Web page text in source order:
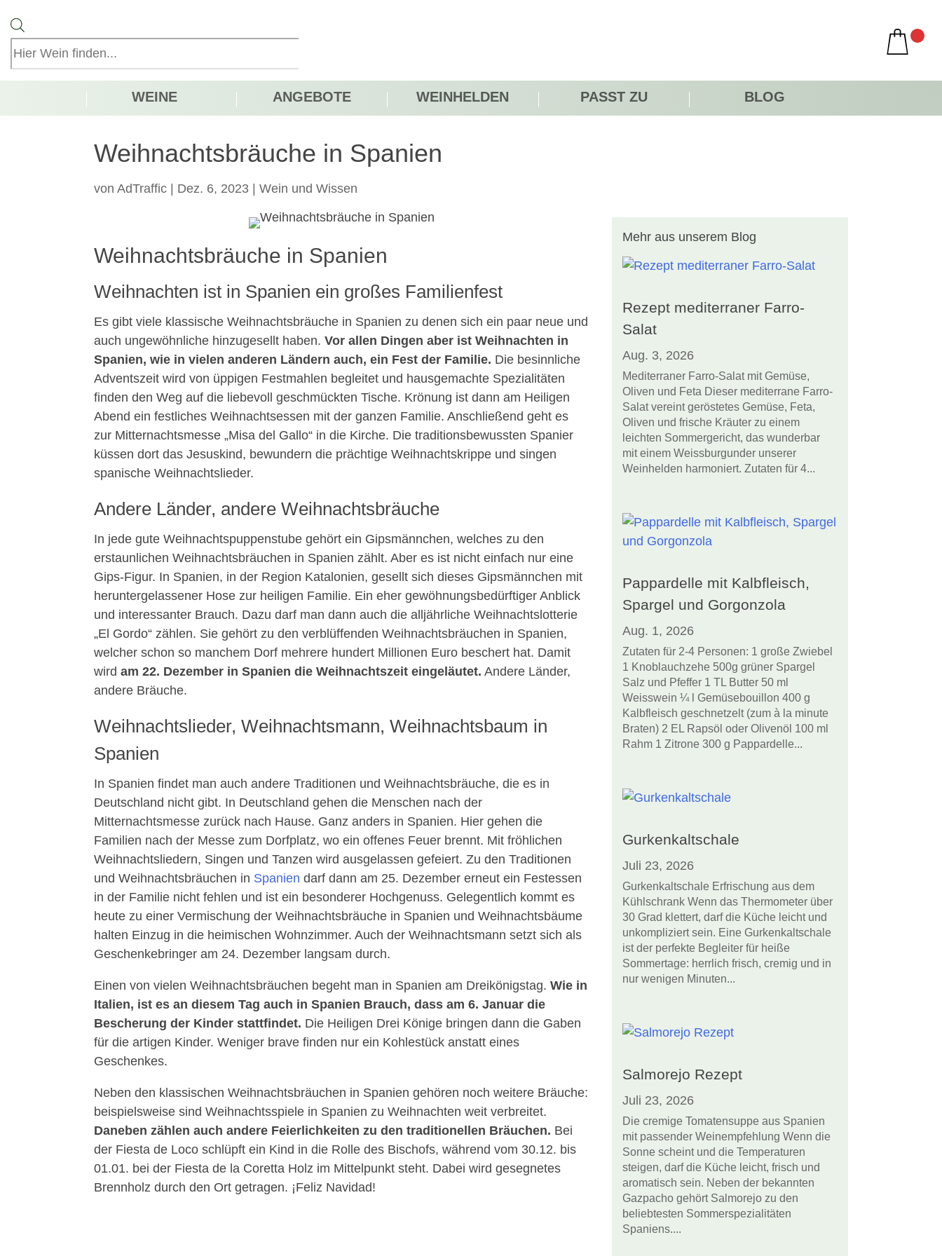
search
WEINE ANGEBOTE WEINHELDEN PASST ZU BLOG
Weihnachtsbräuche in Spanien
vonAdTraffic | Dez. 6, 2023 |Wein und Wissen
Weihnachtsbräuche in Spanien
Weihnachten ist in Spanien ein großes Familienfest
Es gibt viele klassische Weihnachtsbräuche in Spanien zu denen sich ein paar neue und
auch ungewöhnliche hinzugesellt haben.Vor allen Dingen aber ist Weihnachten in
Spanien, wie in vielen anderen Ländern auch, ein Fest der Familie. Die besinnliche
Adventszeit wird von üppigen Festmahlen begleitet und hausgemachte Spezialitäten
finden den Weg auf die liebevoll geschmückten Tische. Krönung ist dann am Heiligen
Abend ein festliches Weihnachtsessen mit der ganzen Familie. Anschließend geht es
zur Mitternachtsmesse „Misa del Gallo“ in die Kirche. Die traditionsbewussten Spanier
küssen dort das Jesuskind, bewundern die prächtige Weihnachtskrippe und singen
spanische Weihnachtslieder.
Andere Länder, andere Weihnachtsbräuche
In jede gute Weihnachtspuppenstube gehört ein Gipsmännchen, welches zu den
erstaunlichen Weihnachtsbräuchen in Spanien zählt. Aber es ist nicht einfach nur eine
Gips-Figur. In Spanien, in der Region Katalonien, gesellt sich dieses Gipsmännchen mit
heruntergelassener Hose zur heiligen Familie. Ein eher gewöhnungsbedürftiger Anblick
und interessanter Brauch. Dazu darf man dann auch die alljährliche Weihnachtslotterie
„El Gordo“ zählen. Sie gehört zu den verblüffenden Weihnachtsbräuchen in Spanien,
welcher schon so manchem Dorf mehrere hundert Millionen Euro beschert hat. Damit
wirdam 22. Dezember in Spanien die Weihnachtszeit eingeläutet. Andere Länder,
andere Bräuche.
Weihnachtslieder, Weihnachtsmann, Weihnachtsbaum in
Spanien
In Spanien findet man auch andere Traditionen und Weihnachtsbräuche, die es in
Deutschland nicht gibt. In Deutschland gehen die Menschen nach der
Mitternachtsmesse zurück nach Hause. Ganz anders in Spanien. Hier gehen die
Familien nach der Messe zum Dorfplatz, wo ein offenes Feuer brennt. Mit fröhlichen
Weihnachtsliedern, Singen und Tanzen wird ausgelassen gefeiert. Zu den Traditionen
und Weihnachtsbräuchen in Spanien darf dann am 25. Dezember erneut ein Festessen
in der Familie nicht fehlen und ist ein besonderer Hochgenuss. Gelegentlich kommt es
heute zu einer Vermischung der Weihnachtsbräuche in Spanien und Weihnachtsbäume
halten Einzug in die heimischen Wohnzimmer. Auch der Weihnachtsmann setzt sich als
Geschenkebringer am 24. Dezember langsam durch.
Einen von vielen Weihnachtsbräuchen begeht man in Spanien am Dreikönigstag.Wie in
Italien, ist es an diesem Tag auch in Spanien Brauch, dass am 6. Januar die
Bescherung der Kinder stattfindet. Die Heiligen Drei Könige bringen dann die Gaben
für die artigen Kinder. Weniger brave finden nur ein Kohlestück anstatt eines
Geschenkes.
Neben den klassischen Weihnachtsbräuchen in Spanien gehören noch weitere Bräuche:
beispielsweise sind Weihnachtsspiele in Spanien zu Weihnachten weit verbreitet.
Daneben zählen auch andere Feierlichkeiten zu den traditionellen Bräuchen. Bei
der Fiesta de Loco schlüpft ein Kind in die Rolle des Bischofs, während vom 30.12. bis
01.01. bei der Fiesta de la Coretta Holz im Mittelpunkt steht. Dabei wird gesegnetes
Brennholz durch den Ort getragen. ¡Feliz Navidad!
Mehr aus unserem Blog
Rezept mediterraner Farro-
Salat
Aug. 3, 2026
Mediterraner Farro-Salat mit Gemüse,
Oliven und Feta Dieser mediterrane Farro-
Salat vereint geröstetes Gemüse, Feta,
Oliven und frische Kräuter zu einem
leichten Sommergericht, das wunderbar
mit einem Weissburgunder unserer
Weinhelden harmoniert. Zutaten für 4...
Pappardelle mit Kalbfleisch,
Spargel und Gorgonzola
Aug. 1, 2026
Zutaten für 2-4 Personen: 1 große Zwiebel
1 Knoblauchzehe 500g grüner Spargel
Salz und Pfeffer 1 TL Butter 50 ml
Weisswein ¼ l Gemüsebouillon 400 g
Kalbfleisch geschnetzelt (zum à la minute
Braten) 2 EL Rapsöl oder Olivenöl 100 ml
Rahm 1 Zitrone 300 g Pappardelle...
Gurkenkaltschale
Juli 23, 2026
Gurkenkaltschale Erfrischung aus dem
Kühlschrank Wenn das Thermometer über
30 Grad klettert, darf die Küche leicht und
unkompliziert sein. Eine Gurkenkaltschale
ist der perfekte Begleiter für heiße
Sommertage: herrlich frisch, cremig und in
nur wenigen Minuten...
Salmorejo Rezept
Juli 23, 2026
Die cremige Tomatensuppe aus Spanien
mit passender Weinempfehlung Wenn die
Sonne scheint und die Temperaturen
steigen, darf die Küche leicht, frisch und
aromatisch sein. Neben der bekannten
Gazpacho gehört Salmorejo zu den
beliebtesten Sommerspezialitäten
Spaniens....